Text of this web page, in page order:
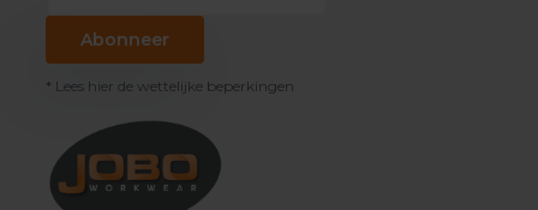
Abonneer
* Lees hier de wettelijke beperkingen